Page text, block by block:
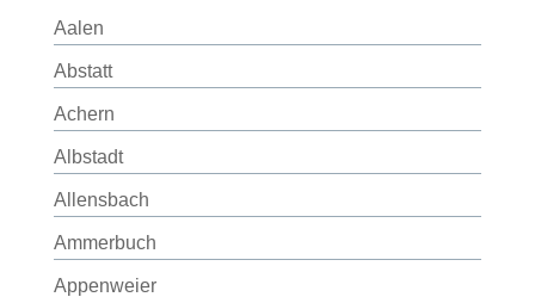
Aalen
Abstatt
Achern
Albstadt
Allensbach
Ammerbuch
Appenweier